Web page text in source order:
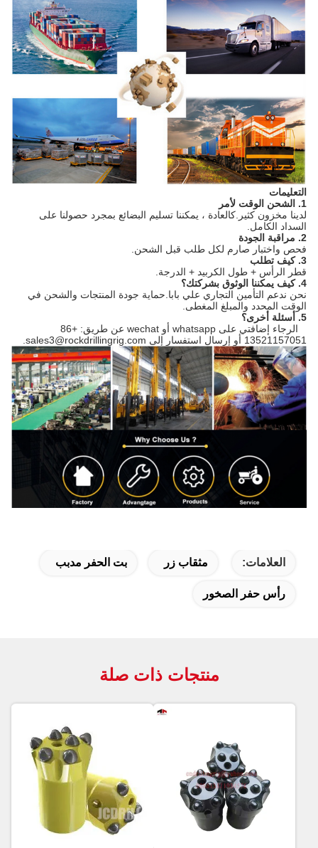
التعليمات
1. الشحن الوقت لأمر
لدينا مخزون كثير.كالعادة ، يمكننا تسليم البضائع بمجرد حصولنا على
السداد الكامل.
2. مراقبة الجودة
فحص واختبار صارم لكل طلب قبل الشحن.
3. كيف تطلب
قطر الرأس + طول الكربيد + الدرجة.
4. كيف يمكننا الوثوق بشركتك؟
نحن ندعم التأمين التجاري علي بابا.حماية جودة المنتجات والشحن في
الوقت المحدد والمبلغ المغطى.
5. أسئلة أخرى؟
الرجاء إضافتي على whatsapp أو wechat عن طريق: +86
13521157051 أو إرسال استفسار إلى sales3@rockdrillingrig.com.
العلامات: مثقاب زر بت الحفر مدبب
رأس حفر الصخور
منتجات ذات صلة